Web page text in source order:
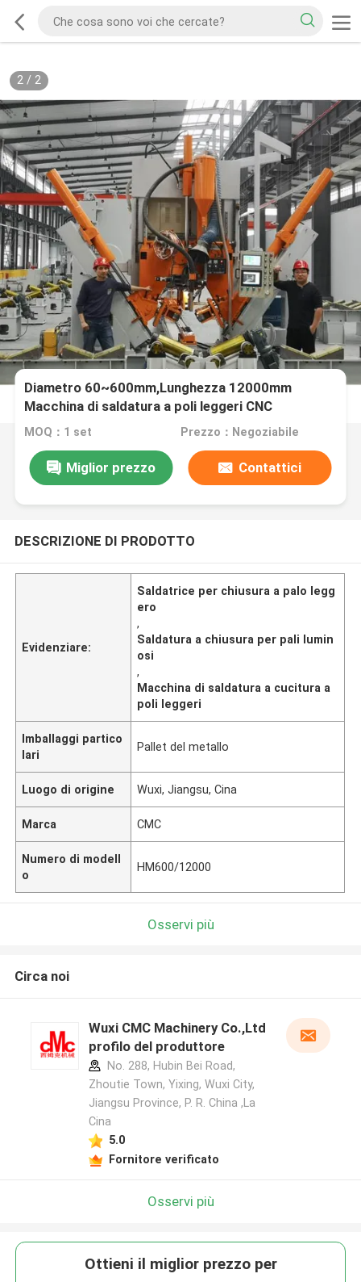
2/ 2
Diametro 60~600mm,Lunghezza 12000mm
Macchina di saldatura a poli leggeri CNC
MOQ：1 set Prezzo：Negoziabile
Miglior prezzo Contattici
DESCRIZIONE DI PRODOTTO
Evidenziare:
Saldatrice per chiusura a palo legg
ero
,
Saldatura a chiusura per pali lumin
osi
,
Macchina di saldatura a cucitura a
poli leggeri
Imballaggi partico
lari
Pallet del metallo
Luogo di origine Wuxi, Jiangsu, Cina
Marca CMC
Numero di modell
o
HM600/12000
Osservi più
Circa noi
Wuxi CMC Machinery Co.,Ltd
profilo del produttore
No. 288, Hubin Bei Road,
Zhoutie Town, Yixing, Wuxi City,
Jiangsu Province, P. R. China ,La
Cina
5.0
Fornitore verificato
Osservi più
Ottieni il miglior prezzo per